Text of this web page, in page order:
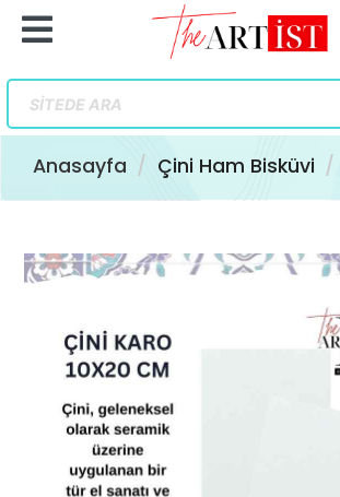
Anasayfa Çini Ham Bisküvi